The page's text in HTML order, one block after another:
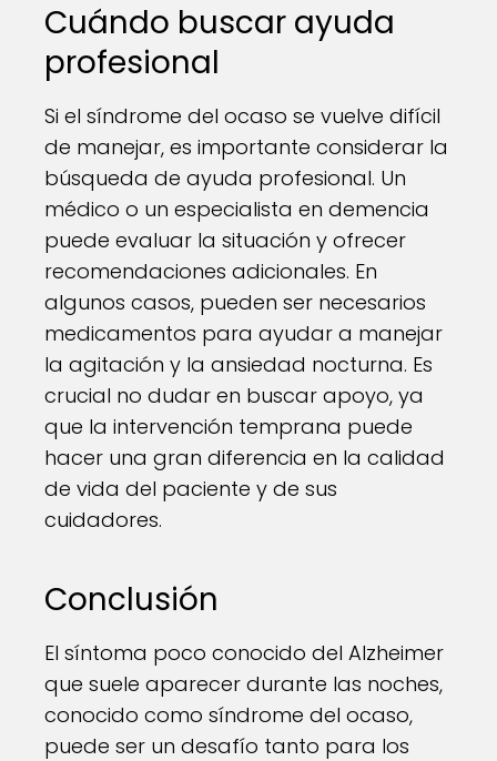
Cuándo buscar ayuda
profesional
Si el síndrome del ocaso se vuelve difícil
de manejar, es importante considerar la
búsqueda de ayuda profesional. Un
médico o un especialista en demencia
puede evaluar la situación y ofrecer
recomendaciones adicionales. En
algunos casos, pueden ser necesarios
medicamentos para ayudar a manejar
la agitación y la ansiedad nocturna. Es
crucial no dudar en buscar apoyo, ya
que la intervención temprana puede
hacer una gran diferencia en la calidad
de vida del paciente y de sus
cuidadores.
Conclusión
El síntoma poco conocido del Alzheimer
que suele aparecer durante las noches,
conocido como síndrome del ocaso,
puede ser un desafío tanto para los